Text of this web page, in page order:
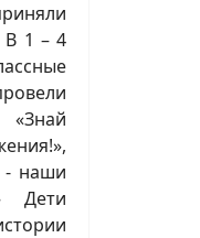
В 1 – 4
- наши
Дети